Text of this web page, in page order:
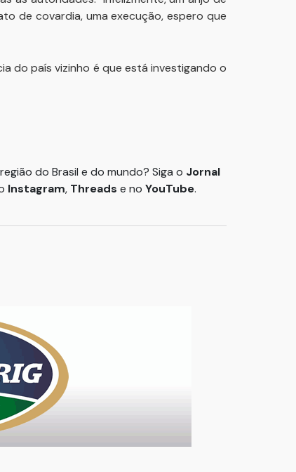
de covardia, uma execução, espero que
do país vizinho é que está investigando o
do Brasil e do mundo? Siga o Jornal
Instagram, Threads e no YouTube.